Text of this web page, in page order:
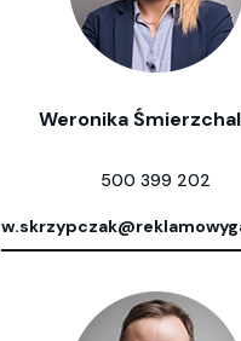
Weronika
500 399 202